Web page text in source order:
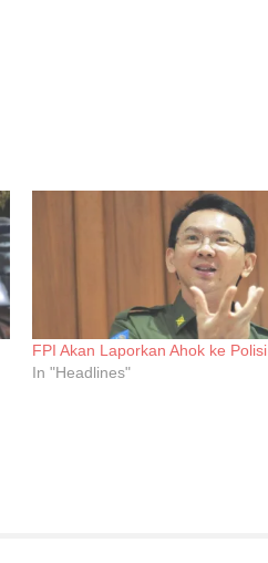
FPI Akan Laporkan Ahok ke Polisi
In "Headlines"